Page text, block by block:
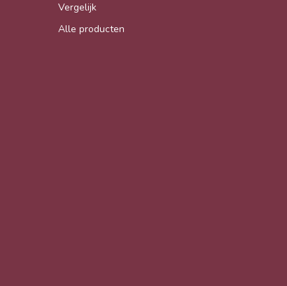
Vergelijk
Alle producten